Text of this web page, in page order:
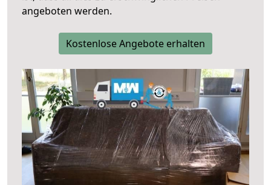
angeboten werden.
Kostenlose Angebote erhalten